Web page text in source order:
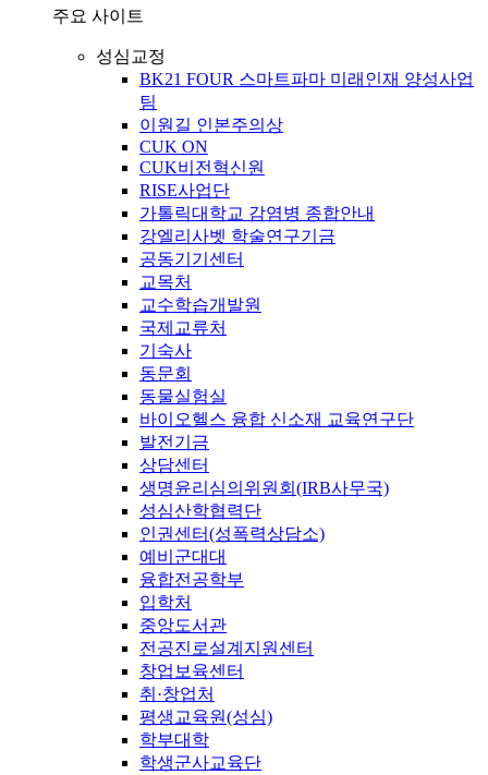
주요 사이트
성심교정
BK21 FOUR 스마트파마 미래인재 양성사업
팀
이원길 인본주의상
CUK ON
CUK비전혁신원
RISE사업단
가톨릭대학교 감염병 종합안내
강엘리사벳 학술연구기금
공동기기센터
교목처
교수학습개발원
국제교류처
기숙사
동문회
동물실험실
바이오헬스 융합 신소재 교육연구단
발전기금
상담센터
생명윤리심의위원회(IRB사무국)
성심산학협력단
인권센터(성폭력상담소)
예비군대대
융합전공학부
입학처
중앙도서관
전공진로설계지원센터
창업보육센터
취·창업처
평생교육원(성심)
학부대학
학생군사교육단